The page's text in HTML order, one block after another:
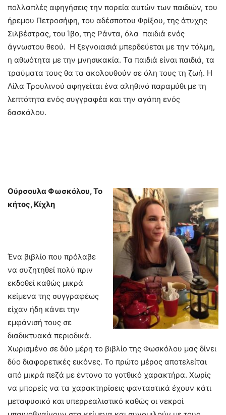
πολλαπλές αφηγήσεις την πορεία αυτών των παιδιών, του
ήρεμου Πετροσήφη, του αδέσποτου Φρίξου, της άτυχης
Σιλβέστρας, του Ίβο, της Ράντα, όλα παιδιά ενός
άγνωστου θεού. Η ξεγνοιασιά μπερδεύεται με την τόλμη,
η αθωότητα με την μνησικακία. Τα παιδιά είναι παιδιά, τα
τραύματα τους θα τα ακολουθούν σε όλη τους τη ζωή. Η
Λίλα Τρουλινού αφηγείται ένα αληθινό παραμύθι με τη
λεπτότητα ενός συγγραφέα και την αγάπη ενός
δασκάλου.
Ούρσουλα Φωσκόλου, Το
κήτος, Κίχλη
Ένα βιβλίο που πρόλαβε
να συζητηθεί πολύ πριν
εκδοθεί καθώς μικρά
κείμενα της συγγραφέως
είχαν ήδη κάνει την
εμφάνισή τους σε
διαδικτυακά περιοδικά.
Χωρισμένο σε δύο μέρη το βιβλίο της Φωσκόλου μας δίνει
δύο διαφορετικές εικόνες. Το πρώτο μέρος αποτελείται
από μικρά πεζά με έντονο το γοτθικό χαρακτήρα. Χωρίς
να μπορείς να τα χαρακτηρίσεις φανταστικά έχουν κάτι
μεταφυσικό και υπερρεαλιστικό καθώς οι νεκροί